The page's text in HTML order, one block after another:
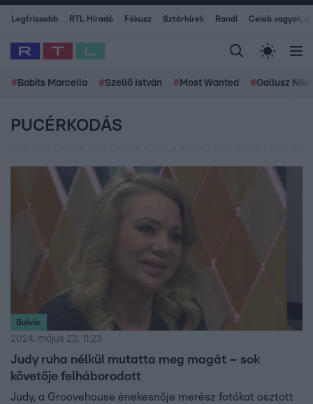
Legfrissebb RTL Híradó Fókusz Sztárhírek Randi Celeb vagyok,
# Babits Marcella #Szellő István # Most Wanted #Gallusz
PUCÉRKODÁS
Bulvár
2024. május 23. 11:23
Judy ruha nélkül mutatta meg magát – sok
követője felháborodott
Judy, a Groovehouse énekesnője merész fotókat osztott